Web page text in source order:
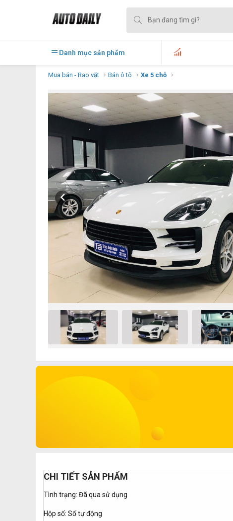
Danh mục sản phẩm
Mua bán - Rao vặt Bán ô tô Xe 5 chỗ
CHI TIẾT SẢN PHẨM
Tình trạng: Đã qua sử dụng
Hộp số: Số tự động